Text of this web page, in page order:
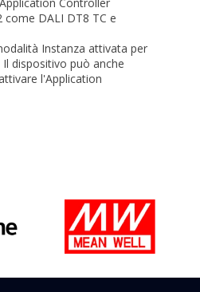
DALI DT8 TC e
Instanza attivata per
dispositivo può anche
l'Application